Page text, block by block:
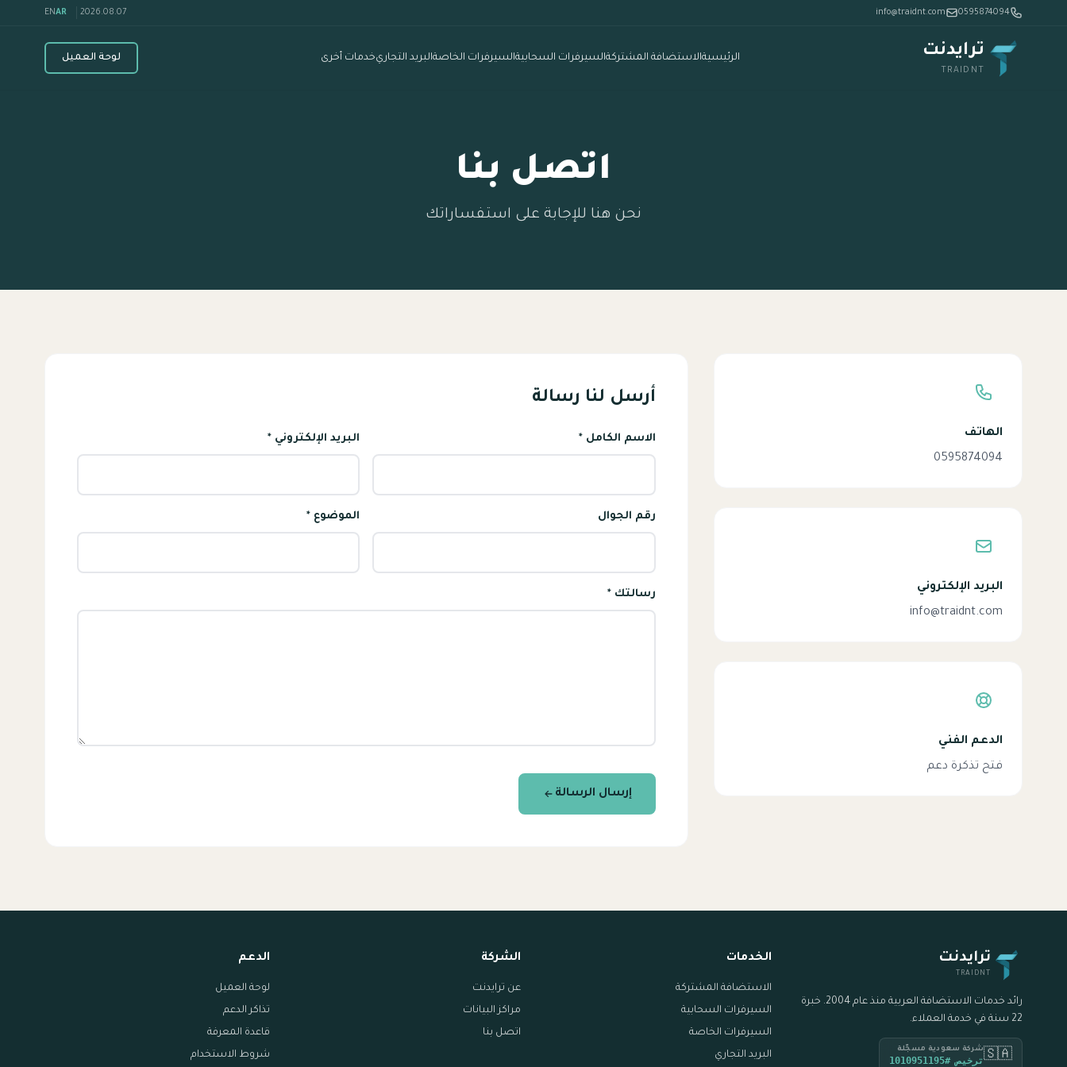
0595874094
info@traidnt.com
2026.08.07
AR
EN
ترايدنت
TRAIDNT
الرئيسيةالاستضافة المشتركةالسيرفرات السحابيةالسيرفرات الخاصةالبريد التجاريخدمات أخرى لوحة العميل
اتصل بنا
نحن هنا للإجابة على استفساراتك
الهاتف
0595874094
البريد الإلكتروني
info@traidnt.com
الدعم الفني
فتح تذكرة دعم
أرسل لنا رسالة
الاسم الكامل * البريد الإلكتروني *
رقم الجوال الموضوع *
رسالتك *
إرسال الرسالة
ترايدنت
TRAIDNT
رائد خدمات الاستضافة العربية منذ عام 2004. خبرة
22 سنة في خدمة العملاء.
🇸🇦شركة سعودية مسجّلة
ترخيص #1010951195
الخدمات
الاستضافة المشتركة
السيرفرات السحابية
السيرفرات الخاصة
البريد التجاري
الشركة
عن ترايدنت
مراكز البيانات
اتصل بنا
الدعم
لوحة العميل
تذاكر الدعم
قاعدة المعرفة
شروط الاستخدام